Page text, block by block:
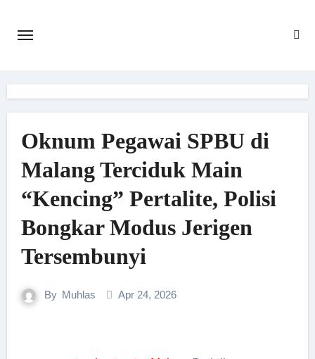
Oknum Pegawai SPBU di
Malang Terciduk Main
“Kencing” Pertalite, Polisi
Bongkar Modus Jerigen
Tersembunyi
By Muhlas Apr 24, 2026